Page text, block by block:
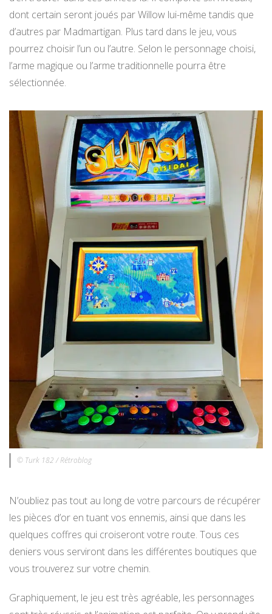
dont certain seront joués par Willow lui-même tandis que
d’autres par Madmartigan. Plus tard dans le jeu, vous
pourrez choisir l’un ou l’autre. Selon le personnage choisi,
l’arme magique ou l’arme traditionnelle pourra être
sélectionnée.
© Turk 182 / Rétroblog
N’oubliez pas tout au long de votre parcours de récupérer
les pièces d’or en tuant vos ennemis, ainsi que dans les
quelques coffres qui croiseront votre route. Tous ces
deniers vous serviront dans les différentes boutiques que
vous trouverez sur votre chemin.
Graphiquement, le jeu est très agréable, les personnages